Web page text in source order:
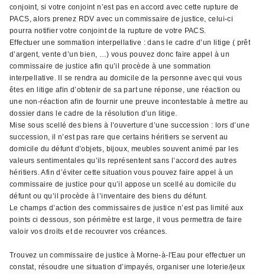
conjoint, si votre conjoint n’est pas en accord avec cette rupture de
PACS, alors prenez RDV avec un commissaire de justice, celui-ci
pourra notifier votre conjoint de la rupture de votre PACS.
Effectuer une sommation interpellative : dans le cadre d’un litige ( prêt
d’argent, vente d’un bien, …) vous pouvez donc faire appel à un
commissaire de justice afin qu’il procède à une sommation
interpellative. Il se rendra au domicile de la personne avec qui vous
êtes en litige afin d’obtenir de sa part une réponse, une réaction ou
une non-réaction afin de fournir une preuve incontestable à mettre au
dossier dans le cadre de la résolution d’un litige.
Mise sous scellé des biens à l’ouverture d’une succession : lors d’une
succession, il n’est pas rare que certains héritiers se servent au
domicile du défunt d’objets, bijoux, meubles souvent animé par les
valeurs sentimentales qu’ils représentent sans l’accord des autres
héritiers. Afin d’éviter cette situation vous pouvez faire appel à un
commissaire de justice pour qu’il appose un scellé au domicile du
défunt ou qu’il procède à l’inventaire des biens du défunt.
Le champs d’action des commissaires de justice n’est pas limité aux
points ci dessous, son périmètre est large, il vous permettra de faire
valoir vos droits et de recouvrer vos créances.
Trouvez un commissaire de justice à Morne-à-l'Eau pour effectuer un
constat, résoudre une situation d’impayés, organiser une loterie/jeux